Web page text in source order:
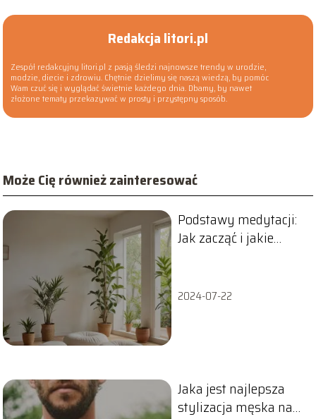
Redakcja litori.pl
Zespół redakcyjny litori.pl z pasją śledzi najnowsze trendy w urodzie,
modzie, diecie i zdrowiu. Chętnie dzielimy się naszą wiedzą, by pomóc
Wam czuć się i wyglądać świetnie każdego dnia. Dbamy, by nawet
złożone tematy przekazywać w prosty i przystępny sposób.
Może Cię również zainteresować
Podstawy medytacji:
Jak zacząć i jakie
2024-07-22
Jaka jest najlepsza
stylizacja męska na